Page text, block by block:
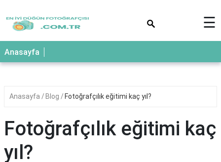
☰
Anasayfa
Anasayfa Blog Fotoğrafçılık eğitimi kaç yıl?
Fotoğrafçılık eğitimi kaç
yıl?